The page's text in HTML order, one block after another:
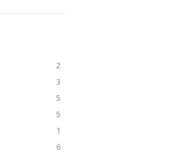
2
3
5
5
1
6